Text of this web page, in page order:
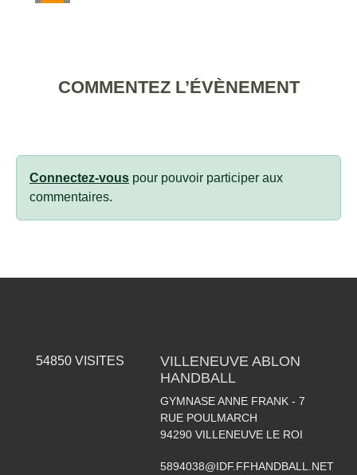
COMMENTEZ L’ÉVÈNEMENT
Connectez-vous pour pouvoir participer aux
commentaires.
54850VISITES
VILLENEUVE ABLON
HANDBALL
GYMNASE ANNE FRANK - 7
RUE POULMARCH
94290 VILLENEUVE LE ROI
5894038@IDF.FFHANDBALL.NET